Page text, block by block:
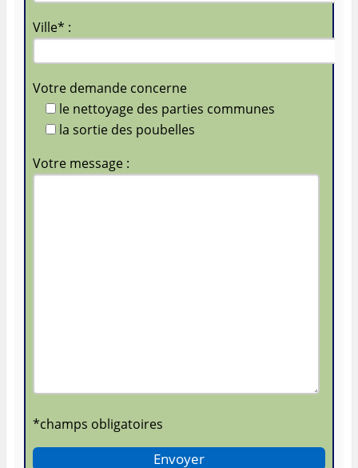
Ville* :
Votre demande concerne
le nettoyage des parties communes
la sortie des poubelles
Votre message :
*champs obligatoires